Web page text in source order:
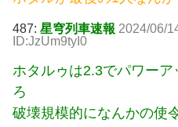
487: 星穹列車速報 2024/06/
ID:JzUm9tyI0
ホタルゥは2.3でパワー
ろ
破壊規模的になんかの使